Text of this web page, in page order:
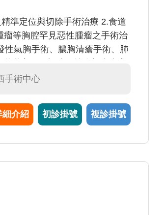
準定位與切除手術治療 2.食道
等胸腔罕見惡性腫瘤之手術治
性氣胸手術、膿胸清瘡手術、肺
手術中心
細介紹 初診掛號 複診掛號